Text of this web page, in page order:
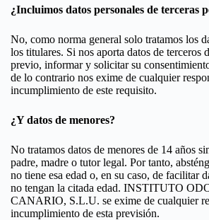
¿Incluimos datos personales de terceras
No, como norma general solo tratamos los
los titulares. Si nos aporta datos de terceros
previo, informar y solicitar su
de lo contrario nos exime de cualquier
incumplimiento de este requisito.
¿Y datos de menores?
No tratamos datos de menores de 14 años
padre, madre o tutor legal. Por tanto,
no tiene esa edad o, en su caso, de facilitar
no tengan la citada edad. INSTITUTO
CANARIO, S.L.U. se exime de cualquier
incumplimiento de esta previsión.